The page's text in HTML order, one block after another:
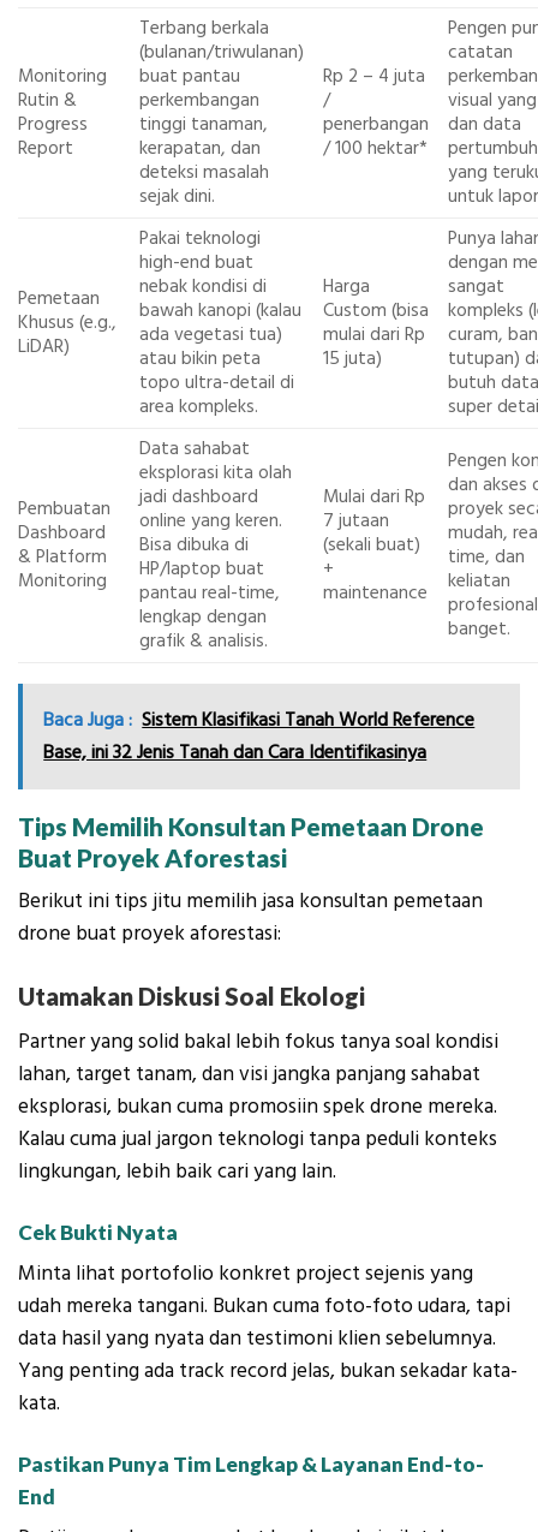
Monitoring
Rutin &
Progress
Report
Terbang berkala
(bulanan/triwulanan)
buat pantau
perkembangan
tinggi tanaman,
kerapatan, dan
deteksi masalah
sejak dini.
Rp 2 – 4 juta
/
penerbangan
/ 100 hektar*
Pengen
catatan
visual
dan data
yang
untuk
Pemetaan
Khusus (e.g.,
LiDAR)
Pakai teknologi
high-end buat
nebak kondisi di
bawah kanopi (kalau
ada vegetasi tua)
atau bikin peta
topo ultra-detail di
area kompleks.
Harga
Custom (bisa
mulai dari Rp
15 juta)
Punya
dengan
sangat
kompleks
curam,
tutupan)
butuh data
super
Pembuatan
Dashboard
& Platform
Monitoring
Data sahabat
eksplorasi kita olah
jadi dashboard
online yang keren.
Bisa dibuka di
HP/laptop buat
pantau real-time,
lengkap dengan
grafik & analisis.
Mulai dari Rp
7 jutaan
(sekali buat)
+
maintenance
Pengen
dan akses
proyek
mudah,
time, dan
keliatan
profesional
banget.
Baca Juga : Sistem Klasifikasi Tanah World Reference
Base, ini 32 Jenis Tanah dan Cara Identifikasinya
Tips Memilih Konsultan Pemetaan Drone
Buat Proyek Aforestasi
Berikut ini tips jitu memilih jasa konsultan pemetaan
drone buat proyek aforestasi:
Utamakan Diskusi Soal Ekologi
Partner yang solid bakal lebih fokus tanya soal kondisi
lahan, target tanam, dan visi jangka panjang sahabat
eksplorasi, bukan cuma promosiin spek drone mereka.
Kalau cuma jual jargon teknologi tanpa peduli konteks
lingkungan, lebih baik cari yang lain.
Cek Bukti Nyata
Minta lihat portofolio konkret project sejenis yang
udah mereka tangani. Bukan cuma foto-foto udara, tapi
data hasil yang nyata dan testimoni klien sebelumnya.
Yang penting ada track record jelas, bukan sekadar kata-
kata.
Pastikan Punya Tim Lengkap & Layanan End-to-
End